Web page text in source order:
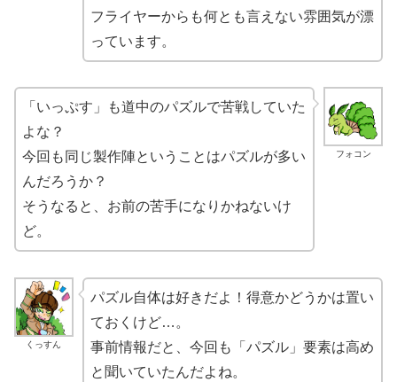
フライヤーからも何とも言えない雰囲気が漂
っています。
フォコン
「いっぷす」も道中のパズルで苦戦していた
よな？
今回も同じ製作陣ということはパズルが多い
んだろうか？
そうなると、お前の苦手になりかねないけ
ど。
くっすん
パズル自体は好きだよ！得意かどうかは置い
ておくけど…。
事前情報だと、今回も「パズル」要素は高め
と聞いていたんだよね。